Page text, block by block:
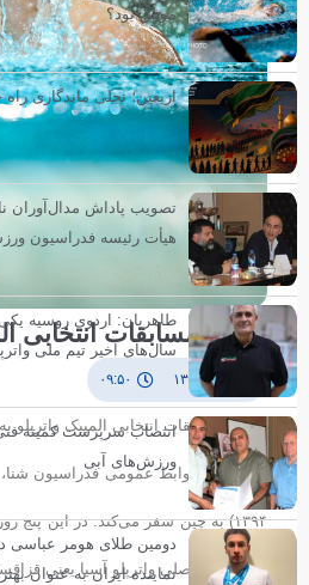
برنامه مسابقات انتخابی
۰۹:۵۰
برنامه مسابقات انتخابی المپیک
۱۳۹۴) به چین سفر می‌کند. در این
قدرت های اصلی واترپلو آسیا یعنی
موفق بود؟
اربعین؛ تجلی ماندگاری
تصویب پاداش مدال‌آوران
هیأت رئیسه فدراسیون
طاهریان: اردوی روسیه
سال‌های اخیر تیم ملی
انتصاب سرپرست کمیته
ورزش‌های آبی
دومین طلای هومر عباسی
نماینده ایران به عنوان